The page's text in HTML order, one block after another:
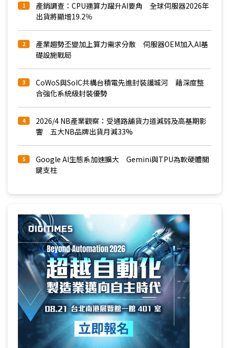
1
產銷調查：CPU運算力躍升AI要角 全球伺服器2026年
出貨將顯增19.2％
2
產業趨勢丕變加上算力需求分散 伺服器OEM加入AI基
礎設施戰局
3
CoWoS與SoIC共構台積電先進封裝護城河 藉深度整
合強化系統級封裝優勢
4
2026/4 NB產業觀察：受通路舖貨力道減弱及高基期影
響 五大NB品牌出貨月減33%
5
Google AI生態系加速擴大 Gemini與TPU為軟硬體關
鍵支柱